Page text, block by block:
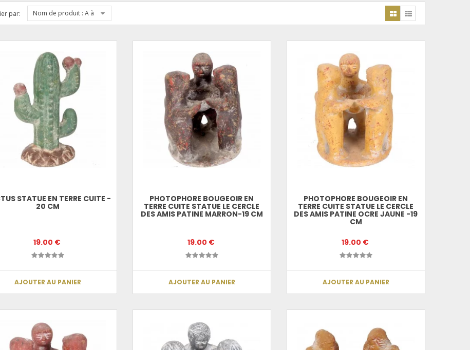
par: Nom de produit : A à Z
STATUE EN TERRE CUITE -
20 CM
19.00 €
AJOUTER AU PANIER
PHOTOPHORE BOUGEOIR EN
TERRE CUITE STATUE LE CERCLE
DES AMIS PATINE MARRON-19 CM
19.00 €
AJOUTER AU PANIER
PHOTOPHORE BOUGEOIR EN
TERRE CUITE STATUE LE CERCLE
DES AMIS PATINE OCRE JAUNE -19
CM
19.00 €
AJOUTER AU PANIER